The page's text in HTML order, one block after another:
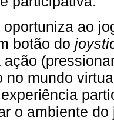
ao
botão do
no mundo
o ambiente